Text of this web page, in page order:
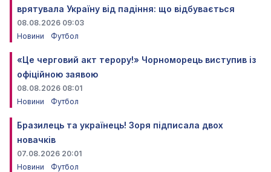
врятувала Україну від падіння: що відбувається
08.08.2026 09:03
Новини
Футбол
«Це черговий акт терору!» Чорноморець виступив із
офіційною заявою
08.08.2026 08:01
Новини
Футбол
Бразилець та українець! Зоря підписала двох
новачків
07.08.2026 20:01
Новини
Футбол